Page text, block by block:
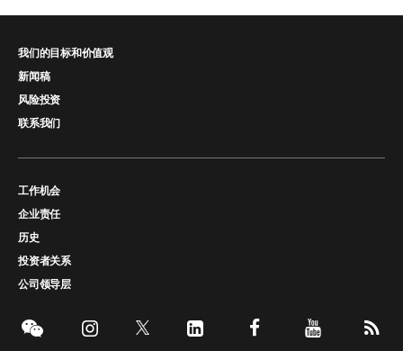
我们的目标和价值观
新闻稿
风险投资
联系我们
工作机会
企业责任
历史
投资者关系
公司领导层